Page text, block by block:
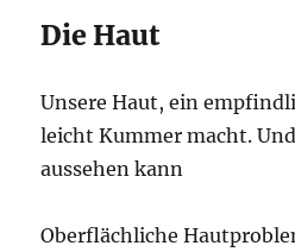
Die Haut
Unsere Haut, ein
leicht Kummer macht.
aussehen kann
Oberflächliche